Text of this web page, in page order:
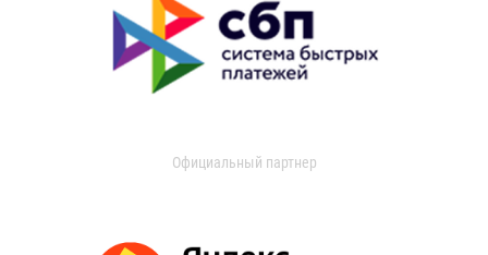
Официальный партнер